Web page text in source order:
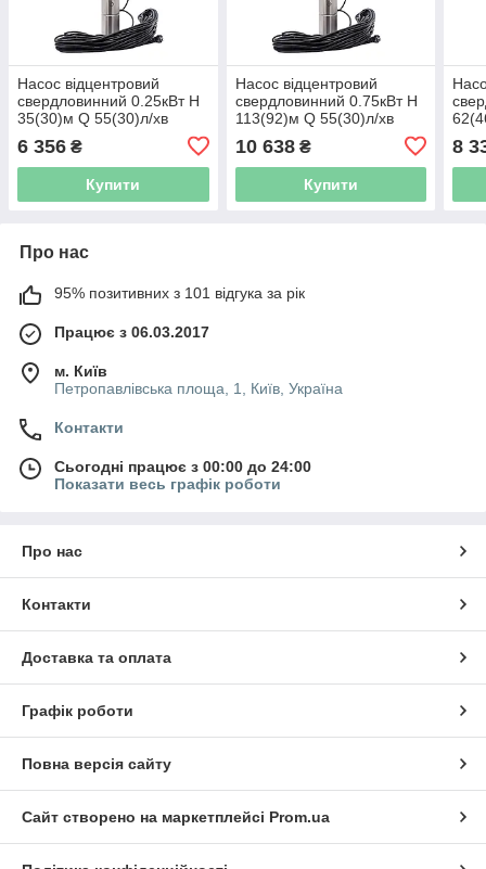
Насос відцентровий
свердловинний 0.25кВт H
35(30)м Q 55(30)л/хв
4SEm2/5 DONGYIN
(777441)
6 356 ₴
Купити
Насос відцентровий
свердловинний 0.75кВт H
113(92)м Q 55(30)л/хв
4SEm2/16 DONGYIN
(777448)
10 638₴
Купити
8
Про нас
95% позитивних з 101 відгука за рік
Працює з 06.03.2017
м. Київ
Петропавлівська площа, 1, Київ, Україна
Контакти
Сьогодні працює з 00:00 до 24:00
Показати весь графік роботи
Про нас
Контакти
Доставка та оплата
Графік роботи
Повна версія сайту
Сайт створено на маркетплейсі Prom.ua